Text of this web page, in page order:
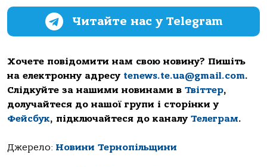
Читайте нас у Telegram
Хочете повідомити нам свою новину? Пишіть
на електронну адресу tenews.te.ua@gmail.com.
Слідкуйте за нашими новинами в Твіттер,
долучайтеся до нашої групи і сторінки у
Фейсбук, підключайтеся до каналу Телеграм.
Джерело: Новини Тернопільщини